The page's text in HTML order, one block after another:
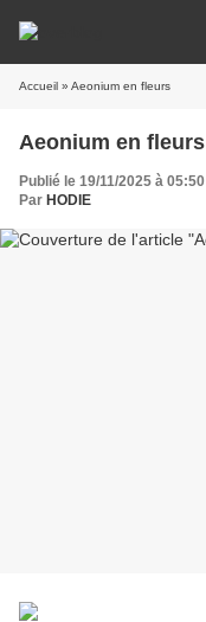
Accueil » Aeonium en fleurs
Aeonium en fleurs
Publié le 19/11/2025 à 05:50
Par HODIE